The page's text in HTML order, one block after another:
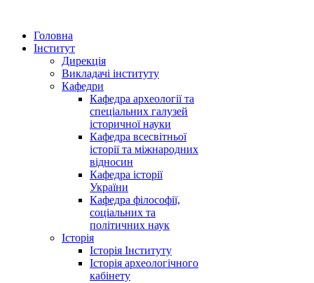
Головна
Інститут
Дирекція
Викладачі інституту
Кафедри
Кафедра археології та
спеціальних галузей
історичної науки
Кафедра всесвітньої
історії та міжнародних
відносин
Кафедра історії
України
Кафедра філософії,
соціальних та
політичних наук
Історія
Історія Інституту
Історія археологічного
кабінету